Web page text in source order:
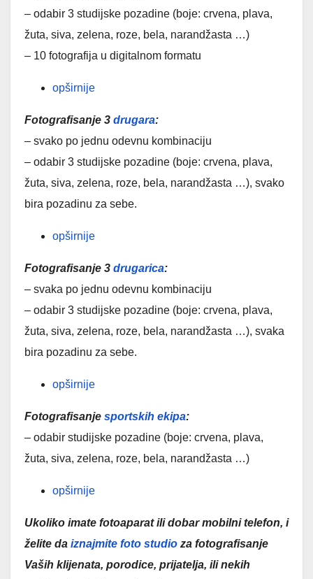
– odabir 3 studijske pozadine (boje: crvena, plava,
žuta, siva, zelena, roze, bela, narandžasta …)
– 10 fotografija u digitalnom formatu
opširnije
Fotografisanje 3 drugara:
– svako po jednu odevnu kombinaciju
– odabir 3 studijske pozadine (boje: crvena, plava,
žuta, siva, zelena, roze, bela, narandžasta …), svako
bira pozadinu za sebe.
opširnije
Fotografisanje 3 drugarica:
– svaka po jednu odevnu kombinaciju
– odabir 3 studijske pozadine (boje: crvena, plava,
žuta, siva, zelena, roze, bela, narandžasta …), svaka
bira pozadinu za sebe.
opširnije
Fotografisanje sportskih ekipa:
– odabir studijske pozadine (boje: crvena, plava,
žuta, siva, zelena, roze, bela, narandžasta …)
opširnije
Ukoliko imate fotoaparat ili dobar mobilni telefon, i
želite da iznajmite foto studio za fotografisanje
Vaših klijenata, porodice, prijatelja, ili nekih